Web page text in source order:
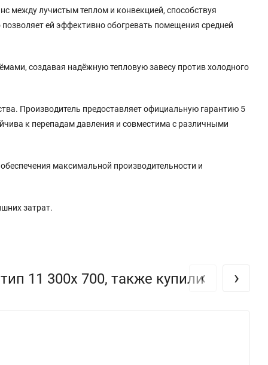
между лучистым теплом и конвекцией, способствуя
ей эффективно обогревать помещения средней
создавая надёжную тепловую завесу против холодного
Производитель предоставляет официальную гарантию 5
к перепадам давления и совместима с различными
максимальной производительности и
затрат.
11 300х 700, также купили
‹ ›